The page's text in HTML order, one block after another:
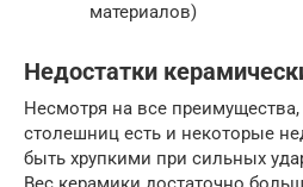
материалов)
Недостатки
Несмотря на все преимущества,
столешниц есть и некоторые
быть хрупкими при сильных